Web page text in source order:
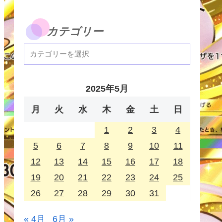
カテゴリー
2025年5月
月 火 水 木 金 土 日
1 2 3
4
5
6 7 8 9 10
11
12
13 14 15 16 17
18
19
20 21 22 23 24
25
26
27 28 29 30 31
« 4月 6月 »